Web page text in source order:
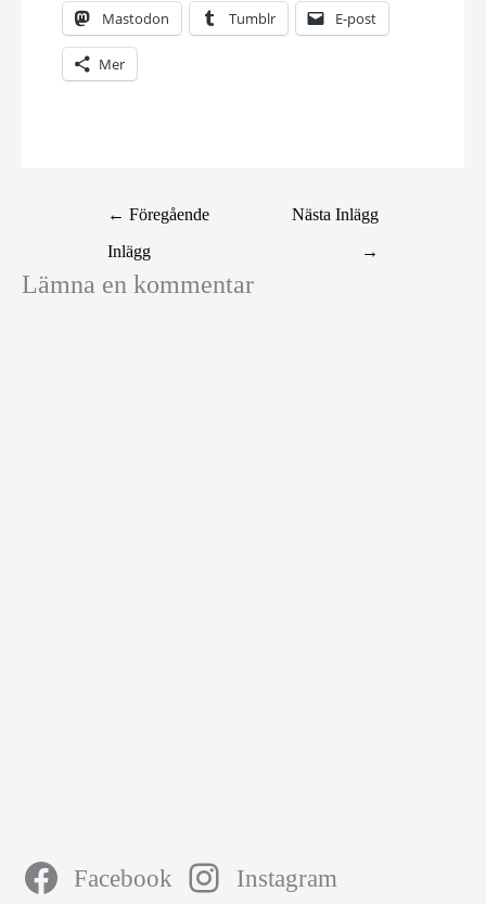
Mastodon Tumblr E-post
Mer
← Föregående
Inlägg
Nästa Inlägg
→
Lämna en kommentar
Facebook Instagram